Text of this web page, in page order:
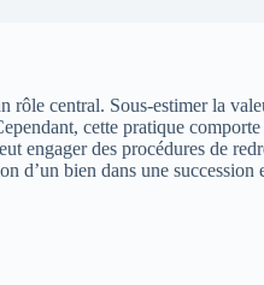
central. Sous-estimer la
cette pratique
des procédures de
bien dans une